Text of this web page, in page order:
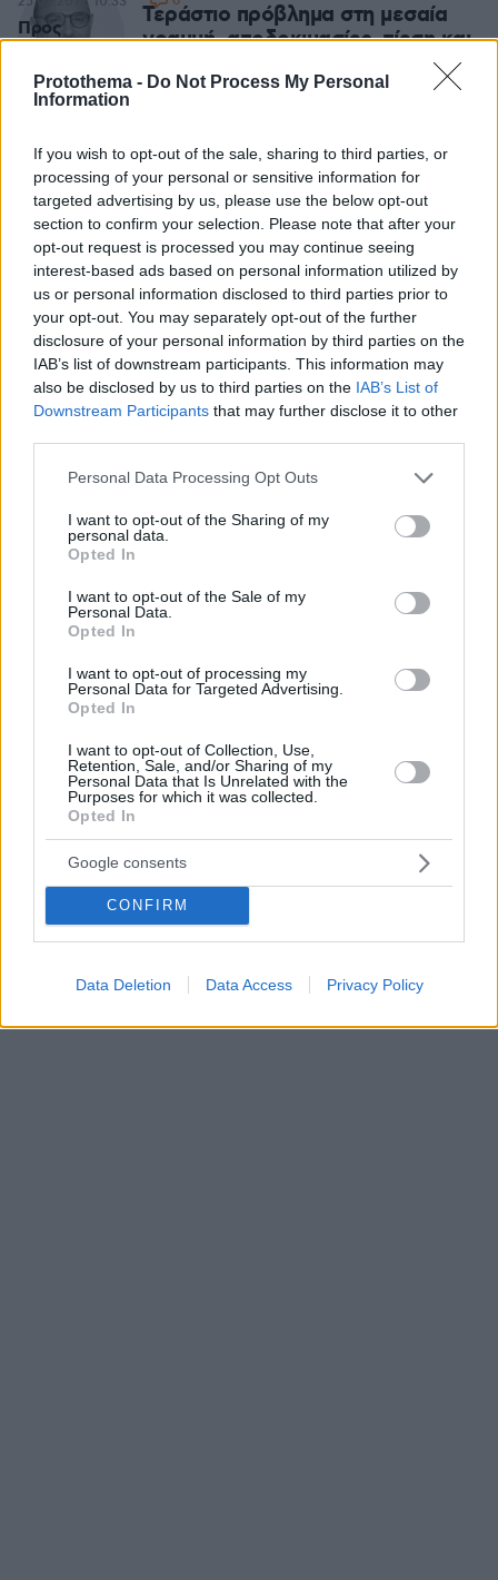
Protothema - Do Not Process My Personal
Information
If you wish to opt-out of the sale, sharing to third parties, or
processing of your personal or sensitive information for
targeted advertising by us, please use the below opt-out
section to confirm your selection. Please note that after your
opt-out request is processed you may continue seeing
interest-based ads based on personal information utilized by
us or personal information disclosed to third parties prior to
your opt-out. You may separately opt-out of the further
disclosure of your personal information by third parties on the
IAB’s list of downstream participants. This information may
also be disclosed by us to third parties on the IAB’s List of
Downstream Participants that may further disclose it to other
Please note that this website/app uses one or more Google
not limited to your visit or usage behaviour. You may click to
grant or deny consent to Google and its third-party tags to
use your data for below specified purposes in below Google
consent section.
Personal Data Processing Opt Outs
I want to opt-out of the Sharing of my
personal data.
Opted In
I want to opt-out of the Sale of my
Personal Data.
Opted In
I want to opt-out of processing my
Personal Data for Targeted Advertising.
Opted In
I want to opt-out of Collection, Use,
Retention, Sale, and/or Sharing of my
Personal Data that Is Unrelated with the
Purposes for which it was collected.
Opted In
Google consents
CONFIRM
Data Deletion Data Access Privacy Policy
Τεράστιο πρόβλημα στη μεσαία
γραμμή, αποδοκιμασίες, πίεση και
06.08.2026, 09:27
δασκάλους.
πανδημίας,
δημιουργούν νέα
εξέλιξη του
μεταναστευτικού-
προβλήματος.
Προς
πολίτες
Οι ευρωεκλογές
αποτελούν
κομβικό σημείο
για το μέλλον της
Ευρώπης, αλλά και
της Ελλάδας.